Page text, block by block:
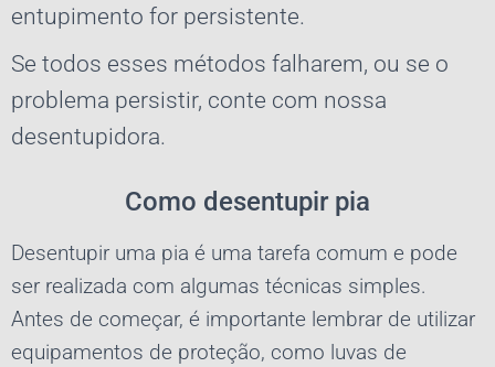
entupimento for persistente.
Se todos esses métodos falharem, ou se o
problema persistir, conte com nossa
desentupidora.
Como desentupir pia
Desentupir uma pia é uma tarefa comum e pode
ser realizada com algumas técnicas simples.
Antes de começar, é importante lembrar de utilizar
equipamentos de proteção, como luvas de